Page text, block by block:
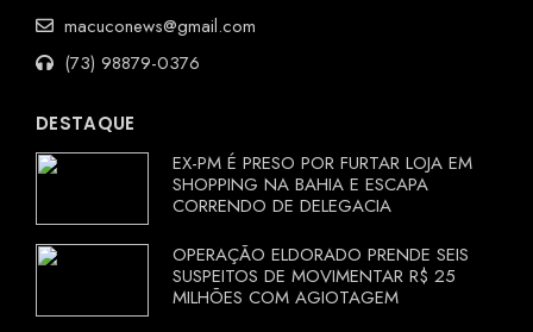
macuconews@gmail.com
(73) 98879-0376
DESTAQUE
EX-PM É PRESO POR FURTAR LOJA EM
SHOPPING NA BAHIA E ESCAPA
CORRENDO DE DELEGACIA
OPERAÇÃO ELDORADO PRENDE SEIS
SUSPEITOS DE MOVIMENTAR R$ 25
MILHÕES COM AGIOTAGEM